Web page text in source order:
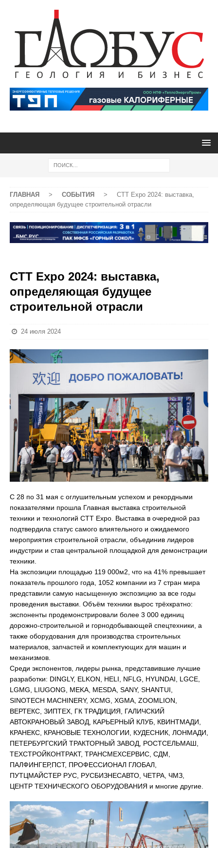
ГЛАВНАЯ > СОБЫТИЯ >
CTT Expo 2024: выставка,
определяющая будущее строительной отрасли
CTT Expo 2024: выставка,
определяющая будущее
строительной отрасли
24 июля 2024
С 28 по 31 мая с оглушительным успехом и рекордными
показателями прошла Главная выставка строительной
техники и технологий CTT Expo. Выставка в очередной раз
подтвердила статус самого влиятельного и ожидаемого
мероприятия строительной отрасли, объединив лидеров
индустрии и став центральной площадкой для демонстрации
техники.
На экспозиции площадью 119 000м2, что на 41% превышает
показатель прошлого года, 1052 компании из 7 стран мира
представили самую насыщенную экспозицию за все годы
проведения выставки. Объём техники вырос трёхкратно:
экспоненты продемонстрировали более 3 000 единиц
дорожно-строительной и горнодобывающей спецтехники, а
также оборудования для производства строительных
материалов, запчастей и комплектующих для машин и
механизмов.
Среди экспонентов, лидеры рынка, представившие лучшие
разработки: DINGLY, ELKON, HELI, NFLG, HYUNDAI, LGCE,
LGMG, LIUGONG, MEKA, MESDA, SANY, SHANTUI,
SINOTECH MACHINERY, XCMG, XGMA, ZOOMLION,
ВЕРТЕКС, ЗИПТЕХ, ГК ТРАДИЦИЯ, ГАЛИЧСКИЙ
АВТОКРАНОВЫЙ ЗАВОД, КАРЬЕРНЫЙ КЛУБ, КВИНТМАДИ,
КРАНЕКС, КРАНОВЫЕ ТЕХНОЛОГИИ, КУДЕСНИК, ЛОНМАДИ,
ПЕТЕРБУРГСКИЙ ТРАКТОРНЫЙ ЗАВОД, РОСТСЕЛЬМАШ,
ТЕХСТРОЙКОНТРАКТ, ТРАНСМЕХСЕРВИС, СДМ,
ПАЛФИНГЕР,ПСТ, ПРОФЕССИОНАЛ ГЛОБАЛ,
ПУТЦМАЙСТЕР РУС, РУСБИЗНЕСАВТО, ЧЕТРА, ЧМЗ,
ЦЕНТР ТЕХНИЧЕСКОГО ОБОРУДОВАНИЯ и многие другие.